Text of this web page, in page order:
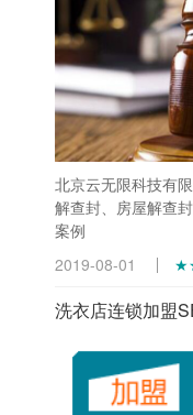
北京云无限科技有
解查封、房屋解查
案例
2019-08-01
洗衣店连锁加盟